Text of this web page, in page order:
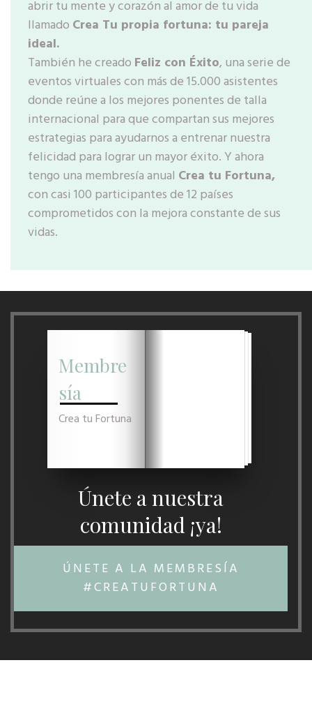
abrir tu mente y corazón al amor de tu vida
llamado Crea Tu propia fortuna: tu pareja
ideal.
También he creado Feliz con Éxito, una serie de
eventos virtuales con más de 15.000 asistentes
donde reúne a los mejores ponentes de talla
internacional para que compartan sus mejores
estrategias para ayudarnos a entrenar nuestra
felicidad para lograr un mayor éxito. Y ahora
tengo una membresía anual Crea tu Fortuna,
con casi 100 participantes de 12 países
comprometidos con la mejora constante de sus
vidas.
Únete a nuestra
comunidad ¡ya!
ÚNETE A LA MEMBRESÍA
#CREATUFORTUNA
Membre
sía
Crea tu Fortuna